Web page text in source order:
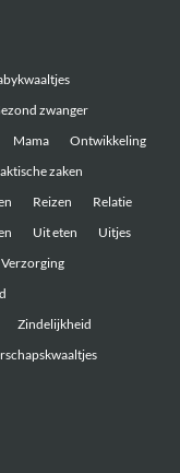
zwanger
Mama
Ontwikkeling
zaken
Reizen
Relatie
Uit eten
Uitjes
Verzorging
Zindelijkheid